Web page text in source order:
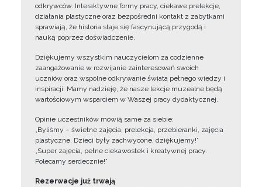
odkrywców. Interaktywne formy pracy, ciekawe prelekcje,
działania plastyczne oraz bezpośredni kontakt z zabytkami
sprawiają, że historia staje się fascynującą przygodą i
nauką poprzez doświadczenie.
Dziękujemy wszystkim nauczycielom za codzienne
zaangażowanie w rozwijanie zainteresowań swoich
uczniów oraz wspólne odkrywanie świata pełnego wiedzy i
inspiracji. Mamy nadzieję, że nasze lekcje muzealne będą
wartościowym wsparciem w Waszej pracy dydaktycznej.
Opinie uczestników mówią same za siebie:
„Byliśmy – świetne zajęcia, prelekcja, przebieranki, zajęcia
plastyczne. Dzieci były zachwycone, dziękujemy!”
„Super zajęcia, pełne ciekawostek i kreatywnej pracy.
Polecamy serdecznie!”
Rezerwacje już trwają